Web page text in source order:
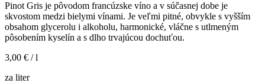
Pinot Gris je pôvodom francúzske víno a v súčasnej dobe je
skvostom medzi bielymi vínami. Je veľmi pitné, obvykle s vyšším
obsahom glycerolu i alkoholu, harmonické, vláčne s utlmeným
pôsobením kyselín a s dlho trvajúcou dochuťou.
3,00 € / l
za liter